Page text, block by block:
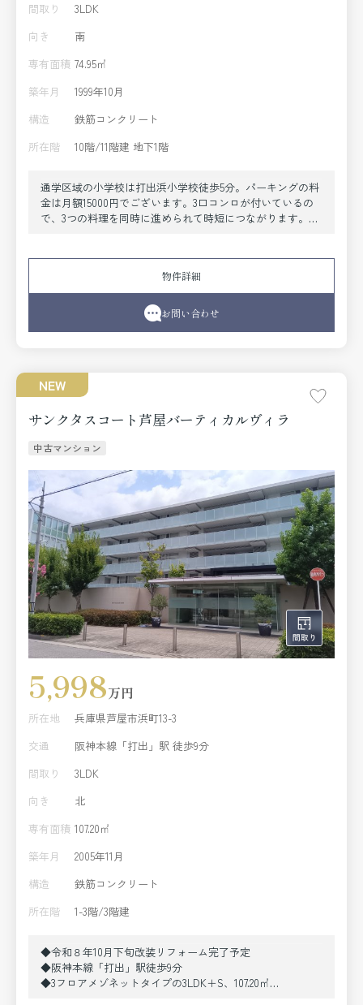
間取り
3LDK
向き
南
専有面積 74.95㎡
築年月
1999年10月
構造
鉄筋コンクリート
所在階
10階/11階建 地下1階
通学区域の小学校は打出浜小学校徒歩5分。パーキングの料
金は月額15000円でございます。3口コンロが付いているの
で、3つの料理を同時に進められて時短につながります。
す。阪神本線打出周辺の不動産情報をお求めでしたら、お
気軽に当社へお問い合わせ下さい。
物件詳細
お問い合わせ
NEW
サンクタスコート芦屋バーティカルヴィラ
中古マンション
5,998万円
所在地
兵庫県芦屋市浜町13-3
交通
阪神本線「打出」駅 徒歩9分
間取り
3LDK
向き
北
専有面積 107.20㎡
築年月
2005年11月
構造
鉄筋コンクリート
所在階
1-3階/3階建
◆令和８年10月下旬改装リフォーム完了予定
◆阪神本線「打出」駅徒歩9分
◆3フロアメゾネットタイプの3LDK＋S、107.20㎡